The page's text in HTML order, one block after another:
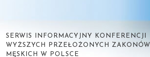
SERWIS INFORMACYJNY KONFERENCJI
WYŻSZYCH PRZEŁOŻONYCH ZAKONÓW
MĘSKICH W POLSCE